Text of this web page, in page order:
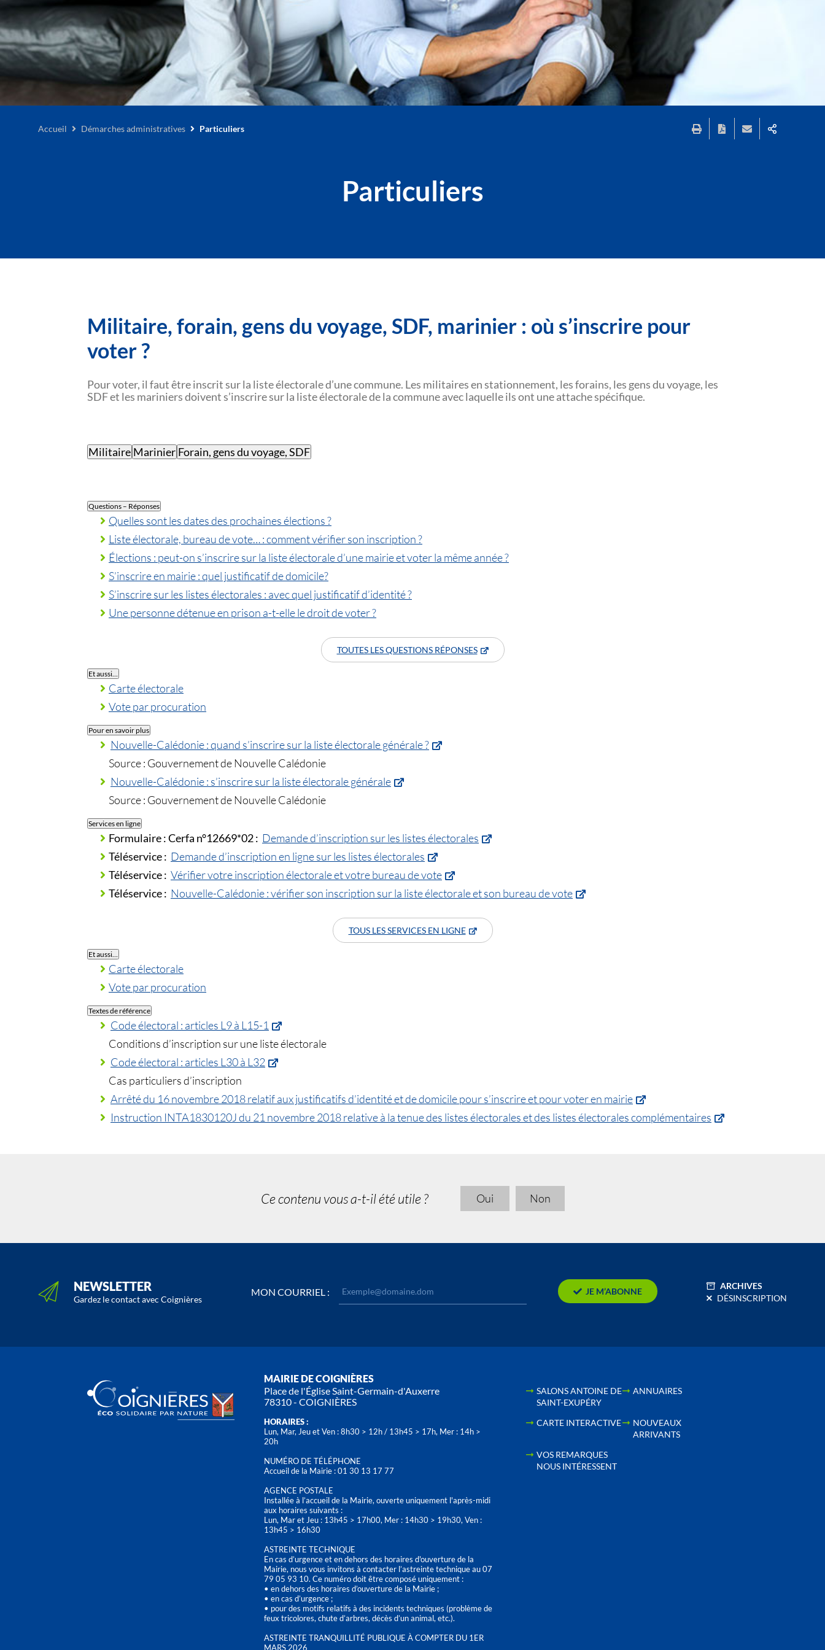
Accueil Démarches administratives Particuliers
Particuliers
Militaire, forain, gens du voyage, SDF, marinier : où s’inscrire pour
voter ?
Pour voter, il faut être inscrit sur la liste électorale d’une commune. Les militaires en stationnement, les forains, les gens du voyage, les
SDF et les mariniers doivent s’inscrire sur la liste électorale de la commune avec laquelle ils ont une attache spécifique.
Militaire Marinier Forain, gens du voyage, SDF
Questions – Réponses
Quelles sont les dates des prochaines élections ?
Liste électorale, bureau de vote… : comment vérifier son inscription ?
Élections : peut-on s’inscrire sur la liste électorale d’une mairie et voter la même année ?
S’inscrire en mairie : quel justificatif de domicile?
S’inscrire sur les listes électorales : avec quel justificatif d’identité ?
Une personne détenue en prison a-t-elle le droit de voter ?
TOUTES LES QUESTIONS RÉPONSES
Et aussi…
Carte électorale
Vote par procuration
Pour en savoir plus
Nouvelle-Calédonie : quand s’inscrire sur la liste électorale générale ?
Source : Gouvernement de Nouvelle Calédonie
Nouvelle-Calédonie : s’inscrire sur la liste électorale générale
Source : Gouvernement de Nouvelle Calédonie
Services en ligne
Formulaire :Cerfa n°12669*02 : Demande d’inscription sur les listes électorales
Téléservice : Demande d’inscription en ligne sur les listes électorales
Téléservice : Vérifier votre inscription électorale et votre bureau de vote
Téléservice : Nouvelle-Calédonie : vérifier son inscription sur la liste électorale et son bureau de vote
TOUS LES SERVICES EN LIGNE
Et aussi…
Carte électorale
Vote par procuration
Textes de référence
Code électoral : articles L9 à L15-1
Conditions d’inscription sur une liste électorale
Code électoral : articles L30 à L32
Cas particuliers d’inscription
Arrêté du 16 novembre 2018 relatif aux justificatifs d’identité et de domicile pour s’inscrire et pour voter en mairie
Instruction INTA1830120J du 21 novembre 2018 relative à la tenue des listes électorales et des listes électorales complémentaires
Ce contenu vous a-t-il été utile ? Oui Non
NEWSLETTER
Gardez le contact avec Coignières
MON COURRIEL : JE M’ABONNE
ARCHIVES
DÉSINSCRIPTION
MAIRIE DE COIGNIÈRES
Place de l'Église Saint-Germain-d'Auxerre
78310 - COIGNIÈRES
HORAIRES :
Lun, Mar, Jeu et Ven : 8h30 > 12h / 13h45 > 17h, Mer : 14h >
20h
NUMÉRO DE TÉLÉPHONE
Accueil de la Mairie : 01 30 13 17 77
AGENCE POSTALE
Installée à l’accueil de la Mairie, ouverte uniquement l'après-midi
aux horaires suivants :
Lun, Mar et Jeu : 13h45 > 17h00, Mer : 14h30 > 19h30, Ven :
13h45 > 16h30
ASTREINTE TECHNIQUE
En cas d’urgence et en dehors des horaires d'ouverture de la
Mairie, nous vous invitons à contacter l’astreinte technique au 07
79 05 93 10. Ce numéro doit être composé uniquement :
• en dehors des horaires d’ouverture de la Mairie ;
• en cas d’urgence ;
• pour des motifs relatifs à des incidents techniques (problème de
feux tricolores, chute d’arbres, décès d’un animal, etc.).
ASTREINTE TRANQUILLITÉ PUBLIQUE À COMPTER DU 1ER
MARS 2026
SALONS ANTOINE DE
SAINT-EXUPÉRY
ANNUAIRES
CARTE INTERACTIVE
NOUVEAUX
ARRIVANTS
VOS REMARQUES
NOUS INTÉRESSENT